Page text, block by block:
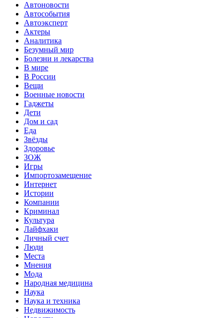
Автоновости
Автособытия
Автоэксперт
Актеры
Аналитика
Безумный мир
Болезни и лекарства
В мире
В России
Вещи
Военные новости
Гаджеты
Дети
Дом и сад
Еда
Звёзды
Здоровье
ЗОЖ
Игры
Импортозамещение
Интернет
Истории
Компании
Криминал
Культура
Лайфхаки
Личный счет
Люди
Места
Мнения
Мода
Народная медицина
Наука
Наука и техника
Недвижимость